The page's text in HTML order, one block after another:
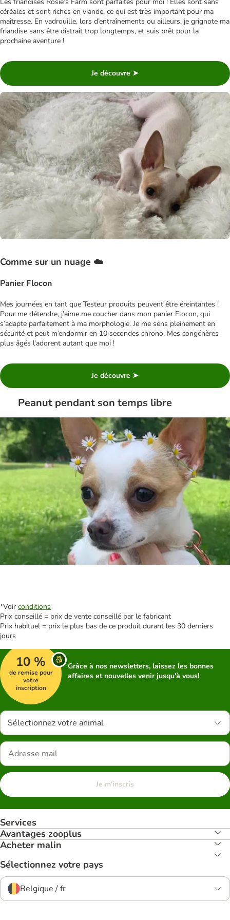
céréales et sont riches en viande, ce qui est très important pour ma
maîtresse. En vadrouille, lors d’entraînements ou ailleurs, je grignote ma
friandise sans être distrait trop longtemps, et suis prêt pour la
prochaine aventure !
Je découvre ➤
Comme sur un nuage ☁️
Panier Flocon
Mes journées en tant que Testeur produits peuvent être éreintantes !
Pour me détendre, j’aime me coucher dans mon panier Flocon, qui
s’adapte parfaitement à ma morphologie. Je me sens pleinement en
sécurité et peut m’endormir en 10 secondes chrono. Mes congénères
plus âgés l’adorent autant que moi !
Je découvre ➤
Peanut pendant son temps libre
*Voir conditions
Prix conseillé = prix de vente conseillé par le fabricant
Prix habituel = prix le plus bas de ce produit durant les 30 derniers
jours
10 %
de remise pour
votre
inscription
Grâce à nos newsletters, laissez les bonnes
affaires et nouvelles venir jusqu'à vous!
Sélectionnez votre animal
Je m'inscris
Services
Avantages zooplus
Acheter malin
Sélectionnez votre pays
Belgique / fr